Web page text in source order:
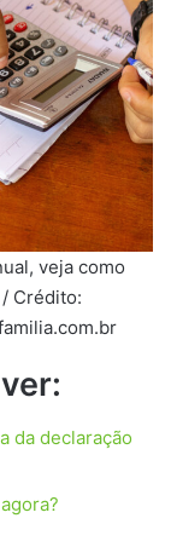
veja como
Crédito:
da declaração